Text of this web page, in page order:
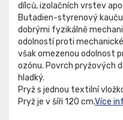
dílců, izolačních vrstev
Butadien-styrenový
dobrými fyzikálně
odolností proti
však omezenou odolnost
ozónu. Povrch pryžových
hladký.
Pryž s jednou textilní
Pryž je v šíři 120 cm.Více